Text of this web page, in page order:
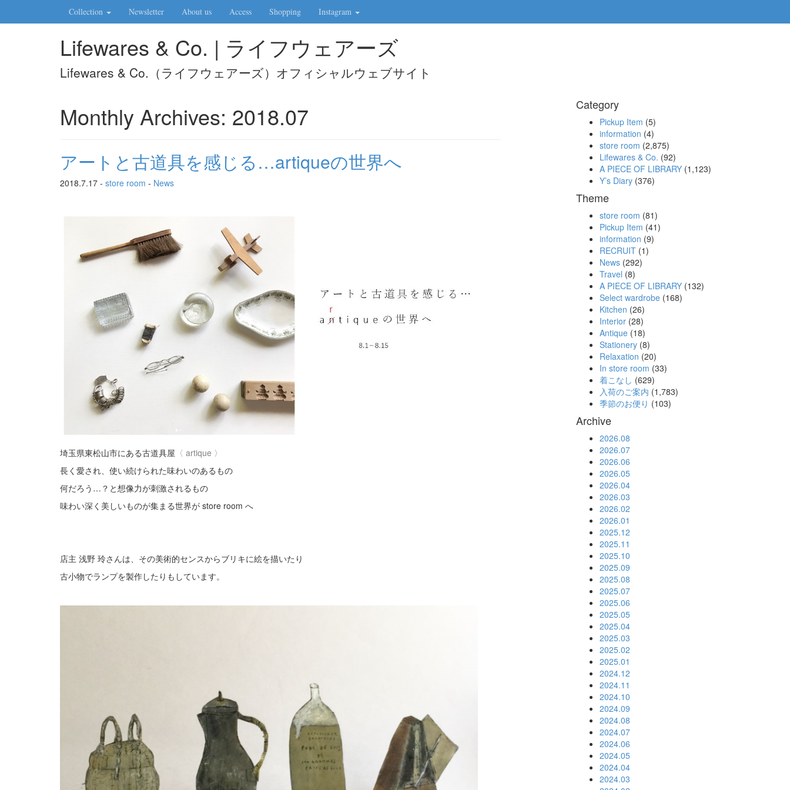
Collection Newsletter About us Access Shopping Instagram
Lifewares & Co. | ライフウェアーズ
Lifewares & Co.（ライフウェアーズ）オフィシャルウェブサイト
Monthly Archives: 2018.07
アートと古道具を感じる…artiqueの世界へ
2018.7.17 - store room - News
埼玉県東松山市にある古道具屋 〈 artique 〉
長く愛され、使い続けられた味わいのあるもの
何だろう…？と想像力が刺激されるもの
味わい深く美しいものが集まる世界が store room へ
店主 浅野 玲さんは、その美術的センスからブリキに絵を描いたり
古小物でランプを製作したりもしています。
Category
Pickup Item (5)
information (4)
store room (2,875)
Lifewares & Co. (92)
A PIECE OF LIBRARY(1,123)
Y’s Diary(376)
Theme
store room (81)
Pickup Item (41)
information (9)
RECRUIT(1)
News(292)
Travel (8)
A PIECE OF LIBRARY(132)
Select wardrobe(168)
Kitchen (26)
Interior(28)
Antique(18)
Stationery(8)
Relaxation (20)
In store room (33)
着こなし (629)
入荷のご案内 (1,783)
季節のお便り (103)
Archive
2026.08
2026.07
2026.06
2026.05
2026.04
2026.03
2026.02
2026.01
2025.12
2025.11
2025.10
2025.09
2025.08
2025.07
2025.06
2025.05
2025.04
2025.03
2025.02
2025.01
2024.12
2024.11
2024.10
2024.09
2024.08
2024.07
2024.06
2024.05
2024.04
2024.03